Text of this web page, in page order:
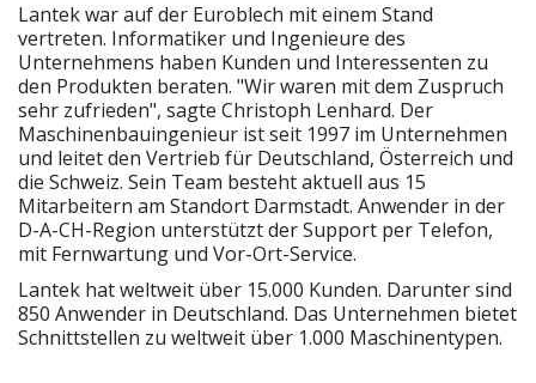
Lantek war auf der Euroblech mit einem Stand
vertreten. Informatiker und Ingenieure des
Unternehmens haben Kunden und Interessenten zu
den Produkten beraten. "Wir waren mit dem Zuspruch
sehr zufrieden", sagte Christoph Lenhard. Der
Maschinenbauingenieur ist seit 1997 im Unternehmen
und leitet den Vertrieb für Deutschland, Österreich und
die Schweiz. Sein Team besteht aktuell aus 15
Mitarbeitern am Standort Darmstadt. Anwender in der
D-A-CH-Region unterstützt der Support per Telefon,
mit Fernwartung und Vor-Ort-Service.
Lantek hat weltweit über 15.000 Kunden. Darunter sind
850 Anwender in Deutschland. Das Unternehmen bietet
Schnittstellen zu weltweit über 1.000 Maschinentypen.